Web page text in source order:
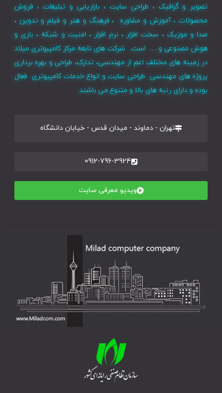
تصویر و گرافیک ، طراحی سایت ، بازاریابی و تبلیغات ، فروش
محصولات ، آموزش و مشاوره ، فرهنگ و هنر و فیلم و تدوین ،
صدا و موزیک ، سخت افزار ، نرم افزار ، امنیت و شبکه ، بازی و
هوش مصنوعی و … است. شرکت های تابعه مرکز کامپیوتری میلاد
در زمینه های مختلف اعم از مهندسی، تدارک، طراحی و بهره برداری
پروژه های مهندسی طراحی سایت و انواع خدمات کامپیوتری فعال
بوده و دارای رتبه های بالا و متنوع می باشند.
تهران - دماوند - میدان قدس - خیابان دانشگاه
0912-796-3924
ویدیو معرفی سایت